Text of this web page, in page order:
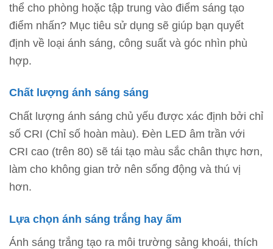
thể cho phòng hoặc tập trung vào điểm sáng tạo
điểm nhấn? Mục tiêu sử dụng sẽ giúp bạn quyết
định về loại ánh sáng, công suất và góc nhìn phù
hợp.
Chất lượng ánh sáng sáng
Chất lượng ánh sáng chủ yếu được xác định bởi chỉ
số CRI (Chỉ số hoàn màu). Đèn LED âm trần với
CRI cao (trên 80) sẽ tái tạo màu sắc chân thực hơn,
làm cho không gian trở nên sống động và thú vị
hơn.
Lựa chọn ánh sáng trắng hay ấm
Ánh sáng trắng tạo ra môi trường sảng khoái, thích